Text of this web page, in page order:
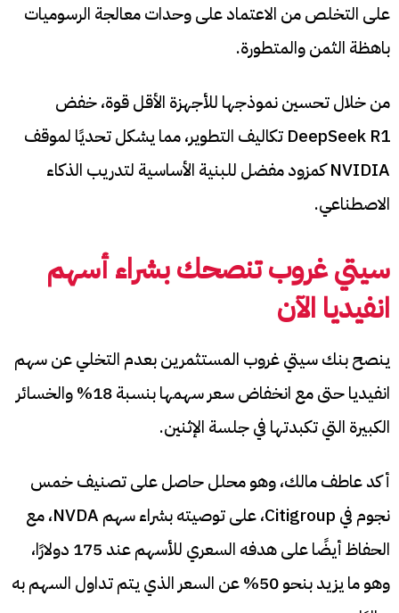
على التخلص من الاعتماد على وحدات معالجة الرسوميات
باهظة الثمن والمتطورة.
من خلال تحسين نموذجها للأجهزة الأقل قوة، خفض
DeepSeek R1 تكاليف التطوير، مما يشكل تحديًا لموقف
NVIDIA كمزود مفضل للبنية الأساسية لتدريب الذكاء
الاصطناعي.
سيتي غروب تنصحك بشراء أسهم
انفيديا الآن
ينصح بنك سيتي غروب المستثمرين بعدم التخلي عن سهم
انفيديا حتى مع انخفاض سعر سهمها بنسبة 18% والخسائر
الكبيرة التي تكبدتها في جلسة الإثنين.
أكد عاطف مالك، وهو محلل حاصل على تصنيف خمس
نجوم في Citigroup، على توصيته بشراء سهم NVDA، مع
الحفاظ أيضًا على هدفه السعري للأسهم عند 175 دولارًا،
وهو ما يزيد بنحو 50% عن السعر الذي يتم تداول السهم به